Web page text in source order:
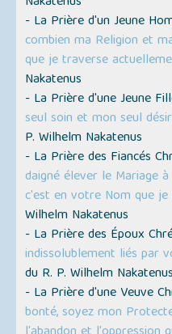
- La Prière d'un Jeune
combien ma Religion et
que je traverse
Nakatenus
- La Prière d'une Jeune
seul soin et mon seul
P. Wilhelm Nakatenus
- La Prière des Fiancés
daigné élever le Mariage
c'est en votre Nom que
Wilhelm Nakatenus
- La Prière des Époux
indissolublement liés par
du R. P. Wilhelm Nakatenus
- La Prière d'une Veuve
bonté, soyez mon